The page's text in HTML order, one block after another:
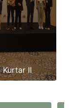
Kurtar II